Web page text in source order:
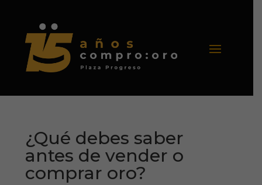
¿Qué debes saber
antes de vender o
comprar oro?